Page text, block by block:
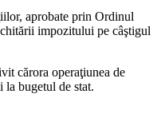
aprobate prin Ordinul
impozitului pe câştigul
cărora operaţiunea de
bugetul de stat.